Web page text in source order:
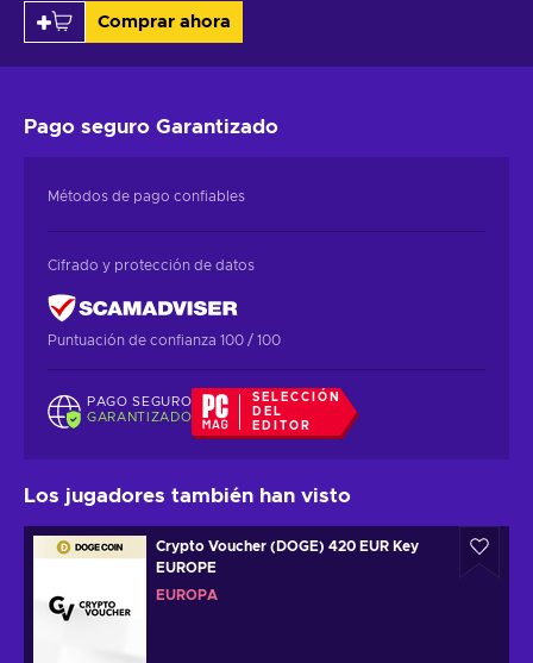
Comprar ahora
Pago seguro Garantizado
Métodos de pago confiables
Cifrado y protección de datos
Puntuación de confianza 100 / 100
PAGO SEGURO
GARANTIZADO
SELECCIÓN
DEL
EDITOR
Los jugadores también han visto
Crypto Voucher (DOGE) 420 EUR Key
EUROPE
EUROPA